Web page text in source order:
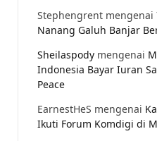
Stephengrent mengenai
Nanang Galuh Banjar
Sheilaspody mengenai
Indonesia Bayar Iuran
Peace
EarnestHeS mengenai
Ikuti Forum Komdigi di